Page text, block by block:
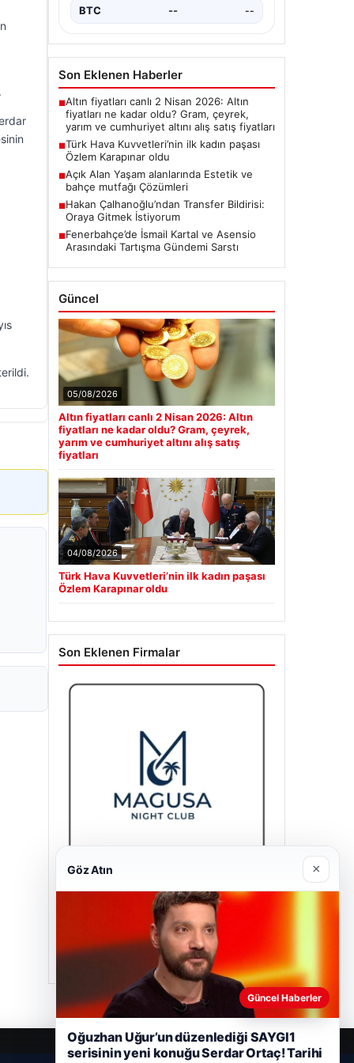
BTC -- --
Son Eklenen Haberler
■Altın fiyatları canlı 2 Nisan 2026: Altın
fiyatları ne kadar oldu? Gram, çeyrek,
yarım ve cumhuriyet altını alış satış fiyatları
■Türk Hava Kuvvetleri’nin ilk kadın paşası
Özlem Karapınar oldu
■Açık Alan Yaşam alanlarında Estetik ve
bahçe mutfağı Çözümleri
■Hakan Çalhanoğlu’ndan Transfer Bildirisi:
Oraya Gitmek İstiyorum
■Fenerbahçe’de İsmail Kartal ve Asensio
Arasındaki Tartışma Gündemi Sarstı
Güncel
05/08/2026
Altın fiyatları canlı 2 Nisan 2026: Altın
fiyatları ne kadar oldu? Gram, çeyrek,
yarım ve cumhuriyet altını alış satış
fiyatları
04/08/2026
Türk Hava Kuvvetleri’nin ilk kadın paşası
Özlem Karapınar oldu
Son Eklenen Firmalar
Magusa Night Club
Göz Atın ×
Güncel Haberler
Oğuzhan Uğur’un düzenlediği SAYGI1
serisinin yeni konuğu Serdar Ortaç! Tarihi